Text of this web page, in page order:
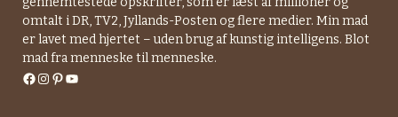
omtalt i DR, TV2, Jyllands-Posten og flere medier. Min mad
er lavet med hjertet – uden brug af kunstig intelligens. Blot
mad fra menneske til menneske.
Facebook
Instagram
Pinterest
YouTube